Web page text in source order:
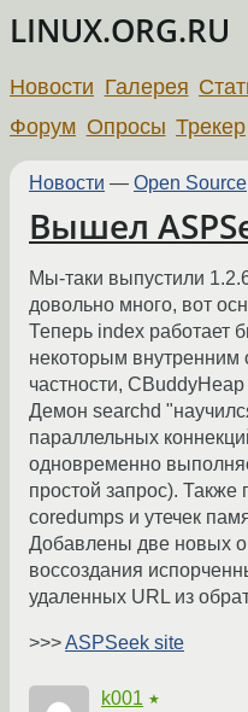
LINUX.ORG.RU
Новости Галерея
Форум Опросы Трекер
Новости — Open Source
Вышел
Мы-таки выпустили
довольно много, вот
Теперь index работает
некоторым внутренним
частности,
Демон searchd
параллельных
одновременно
простой запрос). Также
coredumps и утечек
Добавлены две новых
воссоздания
удаленных URL из
>>>ASPSeek site
k001 ★